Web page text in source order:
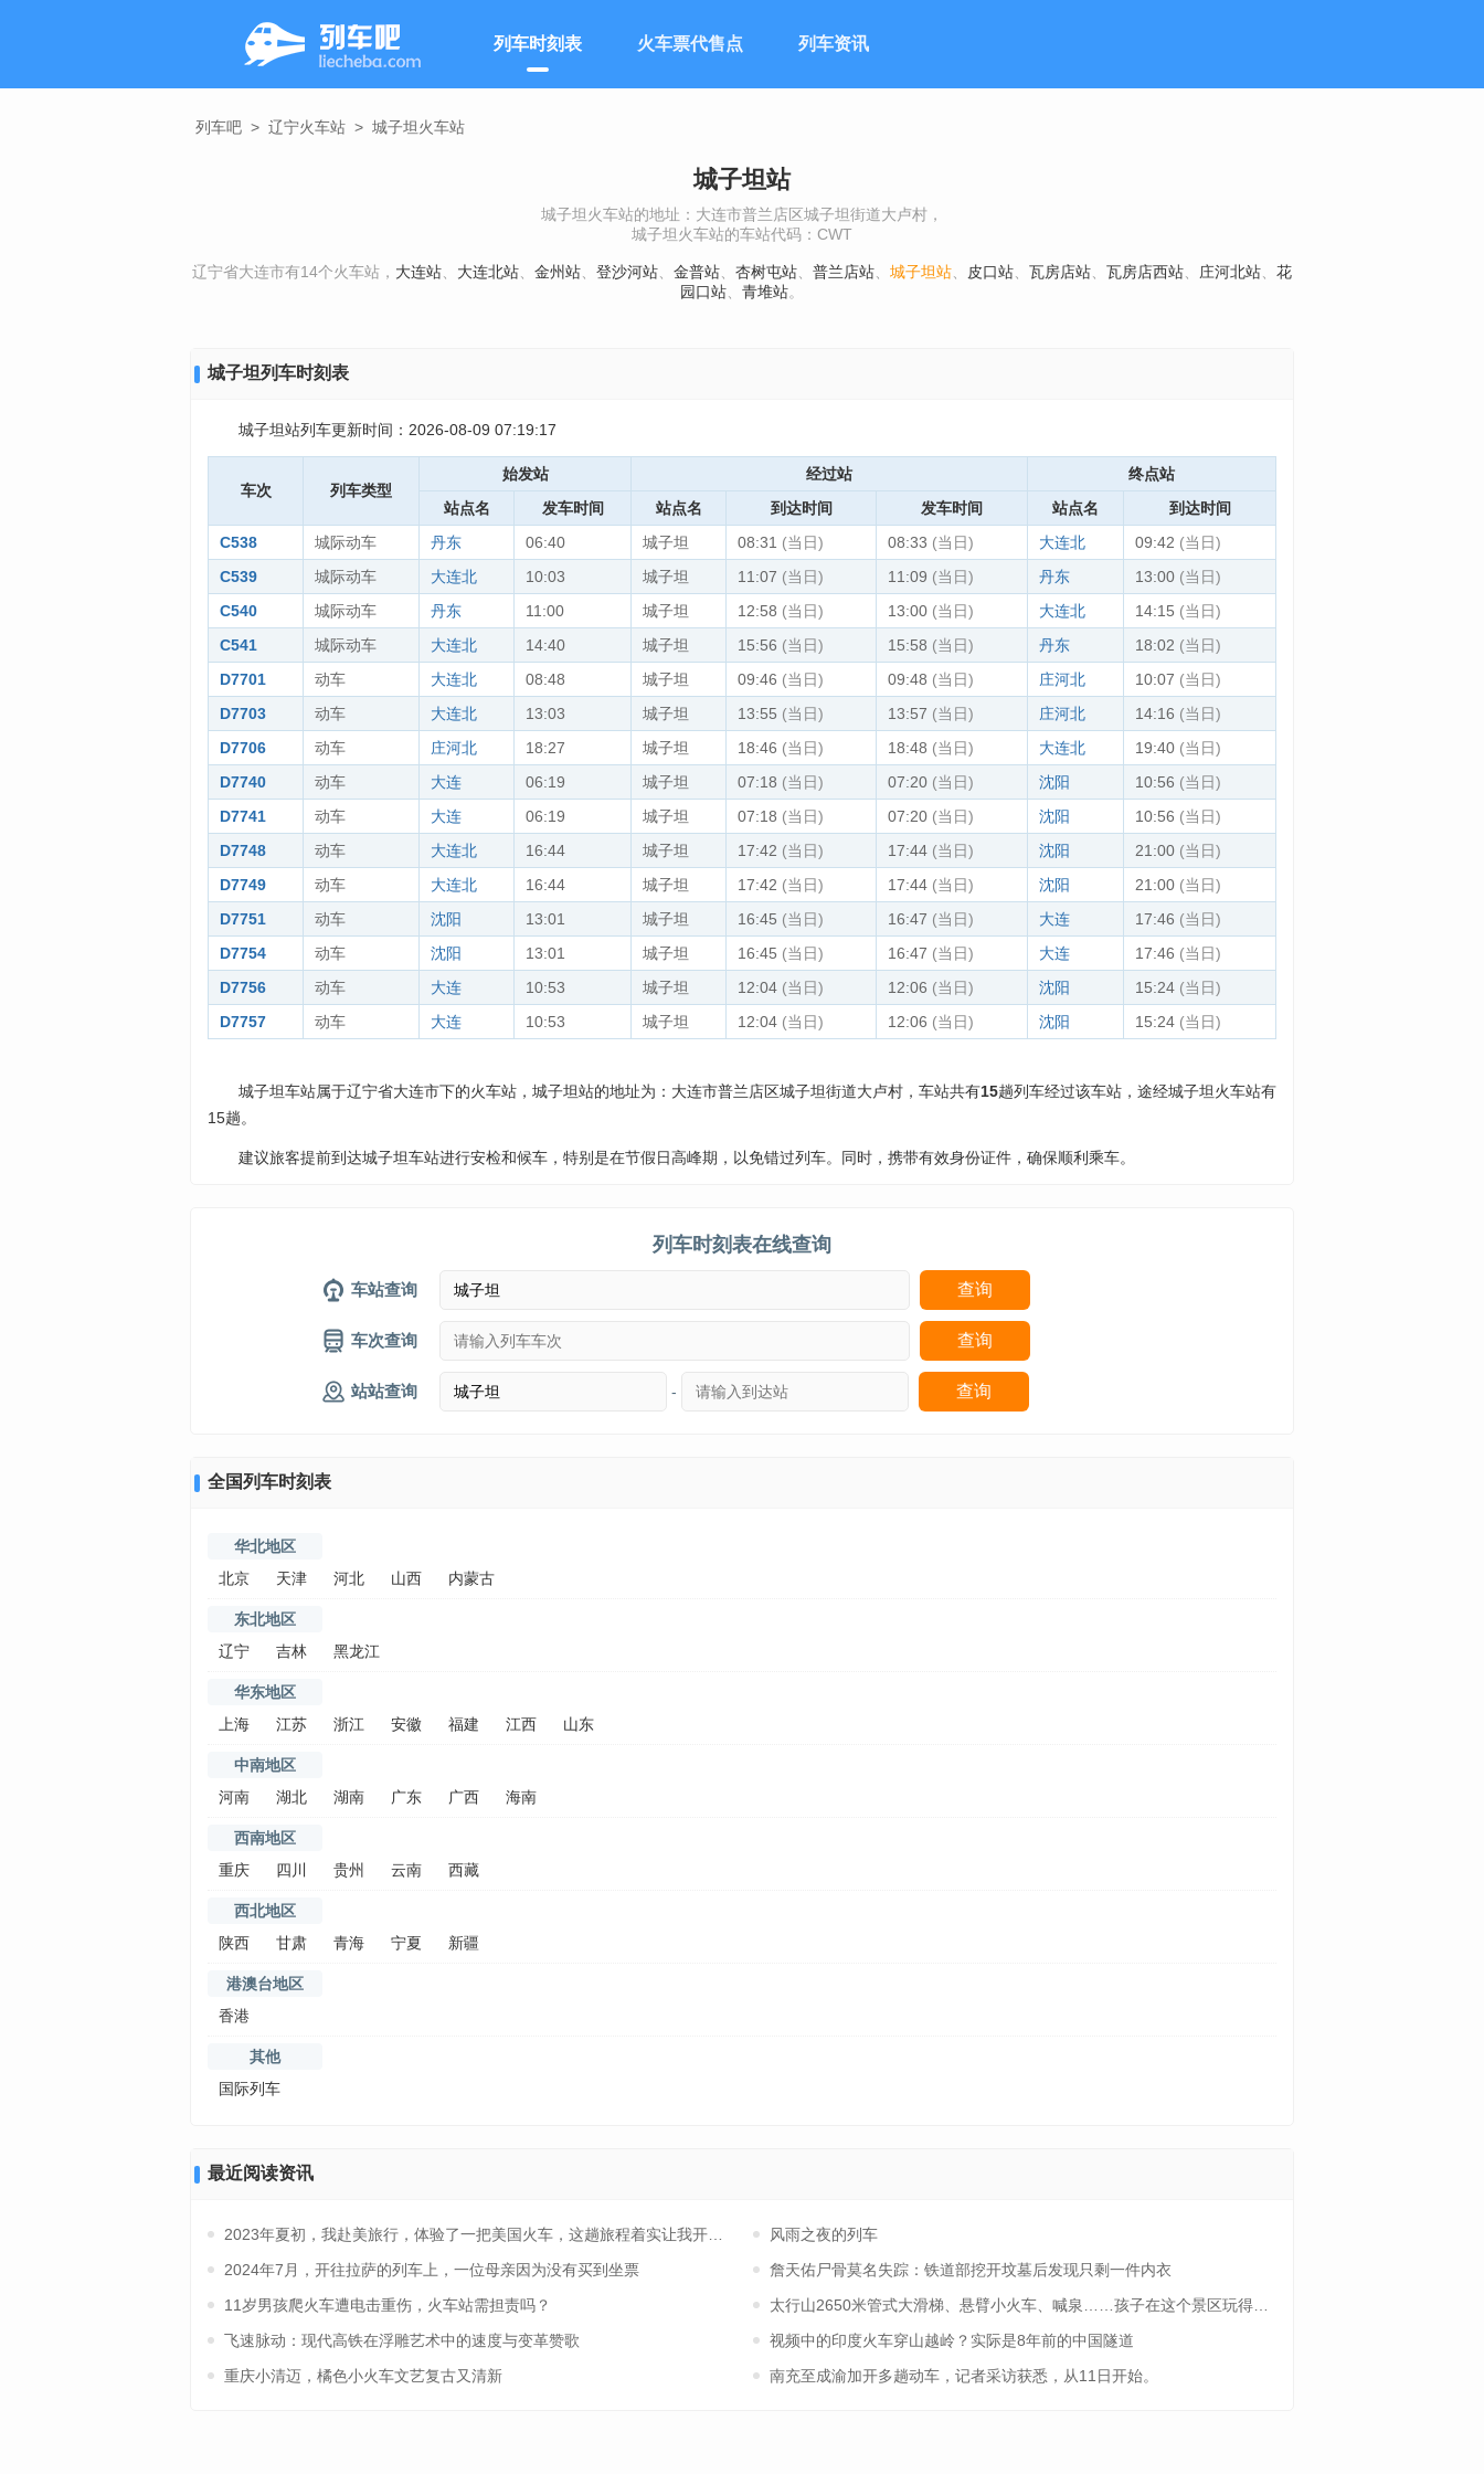
列车时刻表 火车票代售点 列车资讯
列车吧 > 辽宁火车站 > 城子坦火车站
城子坦站
城子坦火车站的地址：大连市普兰店区城子坦街道大卢村，
城子坦火车站的车站代码：CWT
辽宁省大连市有14个火车站， 大连站 大连北站 金州站 登沙河站 金普站 杏树屯站 普兰店站 城子坦站 皮口站 瓦房店站 瓦房店西站 庄河北站
花
园口站
青堆站。
城子坦列车时刻表
城子坦站列车更新时间：2026-08-09 07:19:17
车次 列车类型
始发站 经过站
终点站
站点名
发车时间 站点名 到达时间 发车时间 站点名
到达时间
C538
城际动车 丹东 06:40 城子坦 08:31 (当日) 08:33 (当日) 大连北 09:42 (当日)
C539
城际动车 大连北 10:03 城子坦 11:07 (当日) 11:09 (当日) 丹东 13:00 (当日)
C540
城际动车 丹东 11:00 城子坦 12:58 (当日) 13:00 (当日) 大连北 14:15 (当日)
C541
城际动车 大连北 14:40 城子坦 15:56 (当日) 15:58 (当日) 丹东 18:02 (当日)
D7701
动车 大连北 08:48 城子坦 09:46 (当日) 09:48 (当日) 庄河北 10:07 (当日)
D7703
动车 大连北 13:03 城子坦 13:55 (当日) 13:57 (当日) 庄河北 14:16 (当日)
D7706
动车 庄河北 18:27 城子坦 18:46 (当日) 18:48 (当日) 大连北 19:40 (当日)
D7740
动车 大连 06:19 城子坦 07:18 (当日) 07:20 (当日) 沈阳 10:56 (当日)
D7741
动车 大连 06:19 城子坦 07:18 (当日) 07:20 (当日) 沈阳 10:56 (当日)
D7748
动车 大连北 16:44 城子坦 17:42 (当日) 17:44 (当日) 沈阳 21:00 (当日)
D7749
动车 大连北 16:44 城子坦 17:42 (当日) 17:44 (当日) 沈阳 21:00 (当日)
D7751
动车 沈阳 13:01 城子坦 16:45 (当日) 16:47 (当日) 大连 17:46 (当日)
D7754
动车 沈阳 13:01 城子坦 16:45 (当日) 16:47 (当日) 大连 17:46 (当日)
D7756
动车 大连 10:53 城子坦 12:04 (当日) 12:06 (当日) 沈阳 15:24 (当日)
D7757
动车 大连 10:53 城子坦 12:04 (当日) 12:06 (当日) 沈阳 15:24 (当日)
城子坦车站属于辽宁省大连市下的火车站，城子坦站的地址为：大连市普兰店区城子坦街道大卢村，车站共有15趟列车经过该车站，途经城子坦火车站有
15趟。
建议旅客提前到达城子坦车站进行安检和候车，特别是在节假日高峰期，以免错过列车。同时，携带有效身份证件，确保顺利乘车。
列车时刻表在线查询
车站查询
车次查询
站站查询 -
全国列车时刻表
华北地区
北京
天津 河北 山西 内蒙古
东北地区
辽宁
吉林 黑龙江
华东地区
上海
江苏 浙江 安徽 福建 江西 山东
中南地区
河南
湖北 湖南 广东 广西 海南
西南地区
重庆
四川 贵州 云南 西藏
西北地区
陕西
甘肃 青海 宁夏 新疆
港澳台地区
香港
其他
国际列车
最近阅读资讯
2023年夏初，我赴美旅行，体验了一把美国火车，这趟旅程着实让我开了眼界
2024年7月，开往拉萨的列车上，一位母亲因为没有买到坐票
11岁男孩爬火车遭电击重伤，火车站需担责吗？
飞速脉动：现代高铁在浮雕艺术中的速度与变革赞歌
重庆小清迈，橘色小火车文艺复古又清新
风雨之夜的列车
詹天佑尸骨莫名失踪：铁道部挖开坟墓后发现只剩一件内衣
太行山2650米管式大滑梯、悬臂小火车、喊泉……孩子在这个景区玩得不想走……
视频中的印度火车穿山越岭？实际是8年前的中国隧道
南充至成渝加开多趟动车，记者采访获悉，从11日开始。